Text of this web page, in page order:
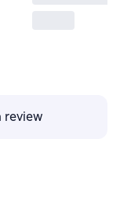
review